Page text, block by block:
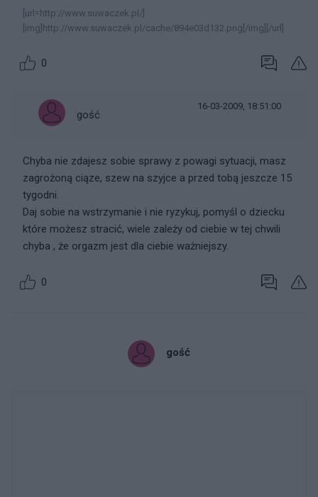
[url=http://www.suwaczek.pl/]
[img]http://www.suwaczek.pl/cache/894e03d132.png[/img][/url]
0
gość
16-03-2009, 18:51:00
Chyba nie zdajesz sobie sprawy z powagi sytuacji, masz
zagrożoną ciąze, szew na szyjce a przed tobą jeszcze 15
tygodni.
Daj sobie na wstrzymanie i nie ryzykuj, pomyśl o dziecku
które możesz stracić, wiele zależy od ciebie w tej chwili
chyba , że orgazm jest dla ciebie ważniejszy.
0
gość